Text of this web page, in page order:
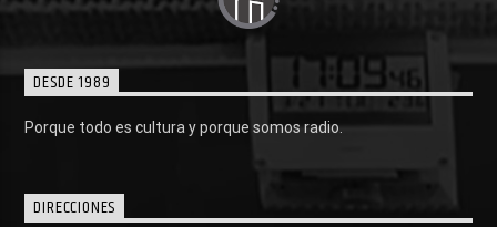
DESDE 1989
Porque todo es cultura y porque somos radio.
DIRECCIONES